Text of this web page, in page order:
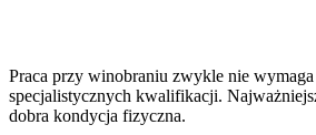
Praca przy winobraniu zwykle nie
specjalistycznych kwalifikacji.
dobra kondycja fizyczna.